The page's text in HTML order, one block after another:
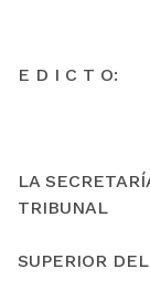
E D I C T O:
LA
TRIBUNAL
SUPERIOR